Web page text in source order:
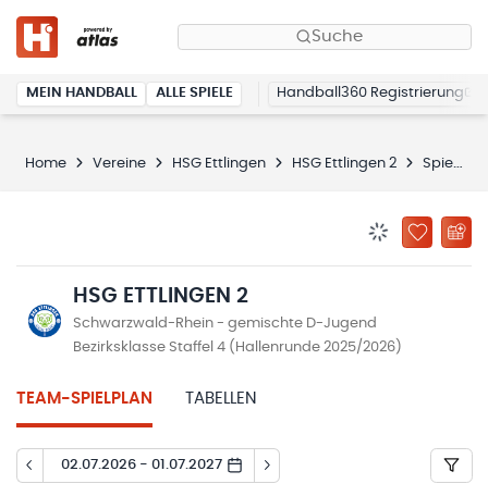
Suche
MEIN HANDBALL ALLE SPIELE Handball360 Registrierung
Home Vereine HSG Ettlingen HSG Ettlingen 2 Spielplan
ZU
HSG ETTLINGEN 2
Schwarzwald-Rhein - gemischte D-Jugend
Bezirksklasse Staffel 4 (Hallenrunde 2025/2026)
TEAM-SPIELPLAN TABELLEN
02.07.2026 - 01.07.2027